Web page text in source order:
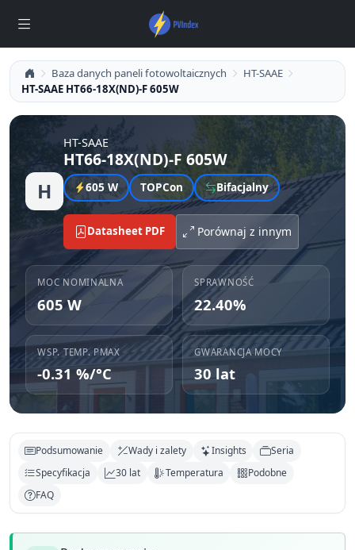
Baza danych paneli fotowoltaicznych
HT-SAAE
HT-SAAE HT66-18X(ND)-F 605W
H
HT-SAAE
HT66-18X(ND)-F 605W
605 W TOPCon Bifacjalny
Datasheet PDF Porównaj z innym
MOC NOMINALNA
605 W
SPRAWNOŚĆ
22.40%
WSP. TEMP. PMAX
-0.31 %/°C
GWARANCJA MOCY
30 lat
Podsumowanie Wady i zalety Insights
Seria
Specyfikacja
30 lat Temperatura
Podobne
FAQ